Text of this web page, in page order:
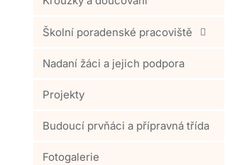
Školní poradenské pracoviště
Nadaní žáci a jejich podpora
Projekty
Budoucí prvňáci a přípravná třída
Fotogalerie